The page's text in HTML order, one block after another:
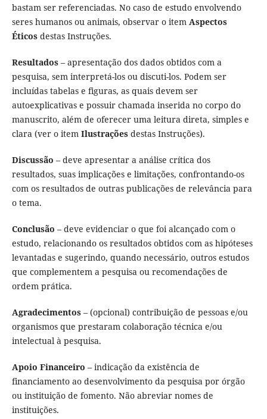
bastam ser referenciadas. No caso de estudo envolvendo
seres humanos ou animais, observar o item Aspectos
Éticosdestas Instruções.
Resultados– apresentação dos dados obtidos com a
pesquisa, sem interpretá-los ou discuti-los. Podem ser
incluídas tabelas e figuras, as quais devem ser
autoexplicativas e possuir chamada inserida no corpo do
manuscrito, além de oferecer uma leitura direta, simples e
clara (ver o item Ilustraçõesdestas Instruções).
Discussão – deve apresentar a análise crítica dos
resultados, suas implicações e limitações, confrontando-os
com os resultados de outras publicações de relevância para
o tema.
Conclusão – deve evidenciar o que foi alcançado com o
estudo, relacionando os resultados obtidos com as hipóteses
levantadas e sugerindo, quando necessário, outros estudos
que complementem a pesquisa ou recomendações de
ordem prática.
Agradecimentos– (opcional) contribuição de pessoas e/ou
organismos que prestaram colaboração técnica e/ou
intelectual à pesquisa.
Apoio Financeiro – indicação da existência de
financiamento ao desenvolvimento da pesquisa por órgão
ou instituição de fomento. Não abreviar nomes de
instituições.